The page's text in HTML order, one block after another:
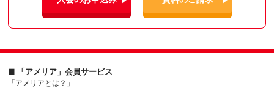
■ 「アメリア」会員サービス
「アメリアとは？」